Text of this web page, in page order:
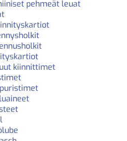
pehmeät leuat
kiinnittimet